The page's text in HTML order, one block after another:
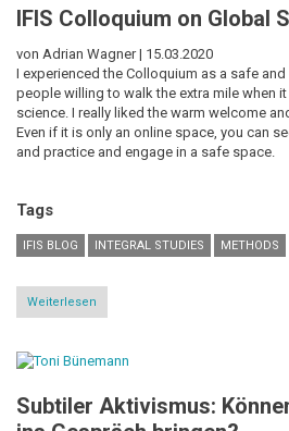
ein
Experiment
IFIS Colloquium on Global
von Adrian Wagner | 15.03.2020
I experienced the Colloquium as a safe
people willing to walk the extra mile when
science. I really liked the warm welcome
Even if it is only an online space, you can
and practice and engage in a safe space.
Tags
IFIS BLOG INTEGRAL STUDIES METHODS
Weiterlesen
IFIS
Global
Witnessing
Subtiler Aktivismus: